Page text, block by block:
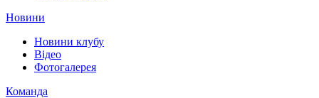
Новини
Новини клубу
Відео
Фотогалерея
Команда